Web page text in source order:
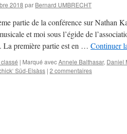
2018 par Bernard UMBRECHT
partie de la conférence sur Nathan
et moi sous l’égide de
La première partie est en … Continuer
| Marqué avecAnnele Balthasar, Daniel
Süd-Elsàss | 2 commentaires